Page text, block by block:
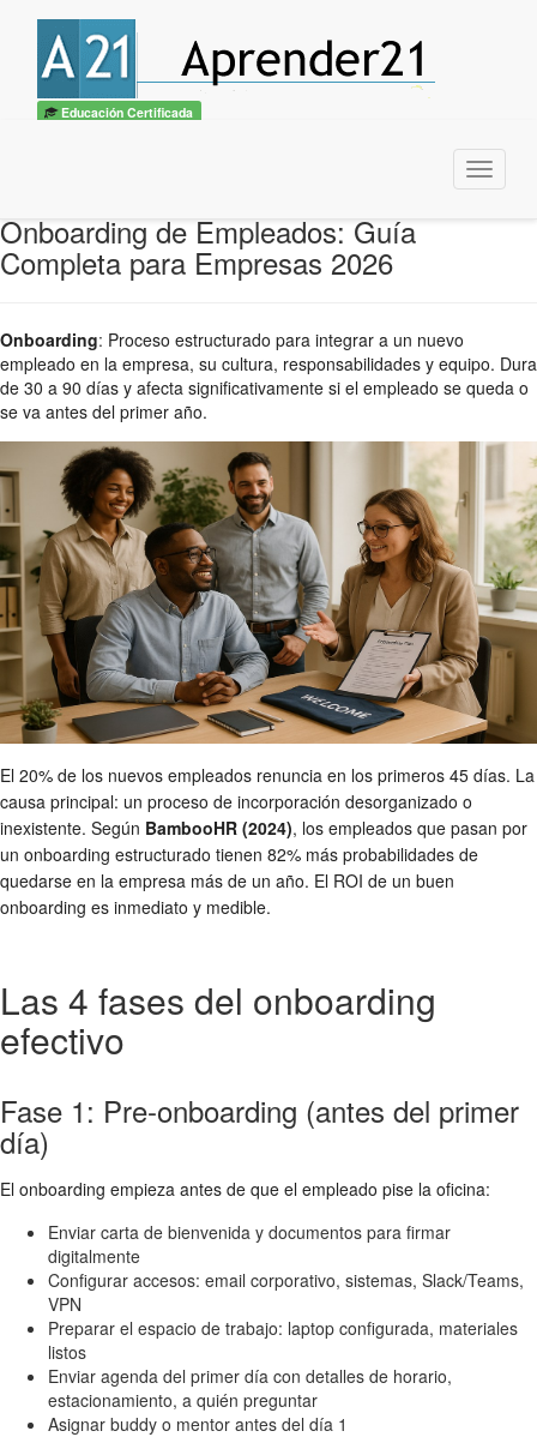
Educación Certificada
Menu
Onboarding de Empleados: Guía
Completa para Empresas 2026
Onboarding: Proceso estructurado para integrar a un nuevo
empleado en la empresa, su cultura, responsabilidades y equipo. Dura
de 30 a 90 días y afecta significativamente si el empleado se queda o
se va antes del primer año.
El 20% de los nuevos empleados renuncia en los primeros 45 días. La
causa principal: un proceso de incorporación desorganizado o
inexistente. Según BambooHR (2024), los empleados que pasan por
un onboarding estructurado tienen 82% más probabilidades de
quedarse en la empresa más de un año. El ROI de un buen
onboarding es inmediato y medible.
Las 4 fases del onboarding
efectivo
Fase 1: Pre-onboarding (antes del primer
día)
El onboarding empieza antes de que el empleado pise la oficina:
Enviar carta de bienvenida y documentos para firmar
digitalmente
Configurar accesos: email corporativo, sistemas, Slack/Teams,
VPN
Preparar el espacio de trabajo: laptop configurada, materiales
listos
Enviar agenda del primer día con detalles de horario,
estacionamiento, a quién preguntar
Asignar buddy o mentor antes del día 1